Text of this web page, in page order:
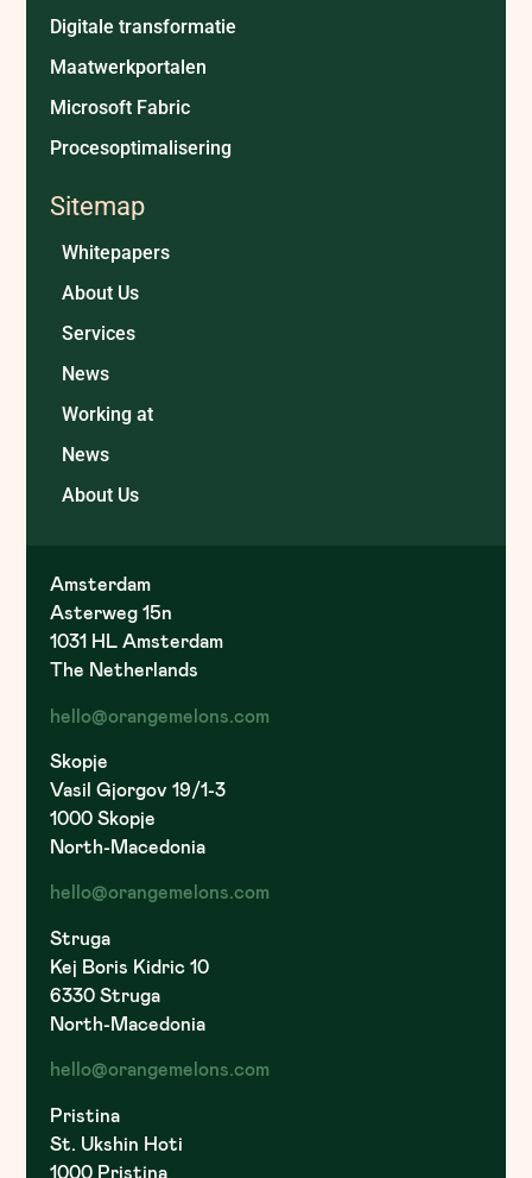
Digitale transformatie
Maatwerkportalen
Microsoft Fabric
Procesoptimalisering
Sitemap
Whitepapers
About Us
Services
News
Working at
News
About Us
Amsterdam
Asterweg 15n
1031 HL Amsterdam
The Netherlands
hello@orangemelons.com
Skopje
Vasil Gjorgov 19/1-3
1000 Skopje
North-Macedonia
hello@orangemelons.com
Struga
Kej Boris Kidric 10
6330 Struga
North-Macedonia
hello@orangemelons.com
Pristina
St. Ukshin Hoti
1000 Pristina